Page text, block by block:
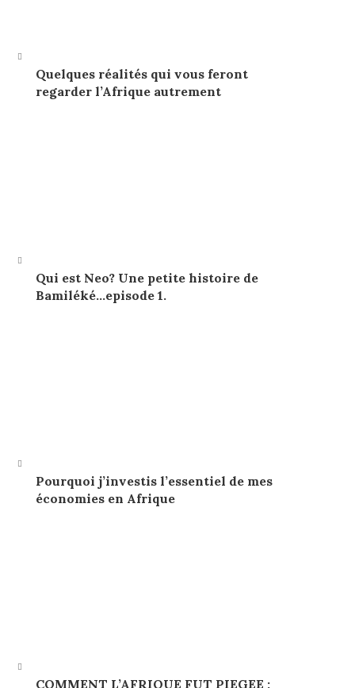
Quelques réalités qui vous feront
regarder l’Afrique autrement
Qui est Neo? Une petite histoire de
Bamiléké…episode 1.
Pourquoi j’investis l’essentiel de mes
économies en Afrique
COMMENT L’AFRIQUE FUT PIEGEE :